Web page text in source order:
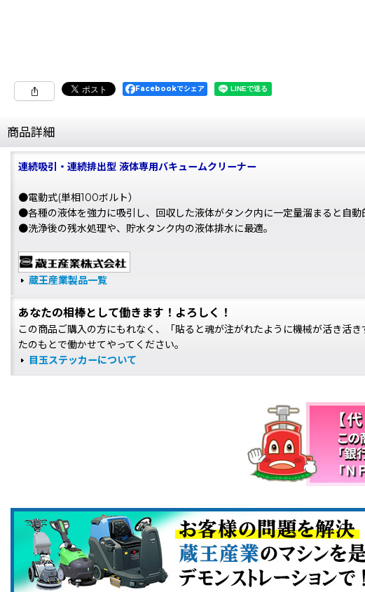
Facebookでシェア
商品詳細
連続吸引・連続排出型 液体専用バキュームクリーナー
●電動式(単相100ボルト）
●各種の液体を強力に吸引し、回収した液体がタンク内に一定量溜まると自動
●洗浄後の残水処理や、貯水タンク内の液体排水に最適。
蔵王産業製品一覧
あなたの相棒として働きます！よろしく！
この商品ご購入の方にもれなく、「貼ると魂が注がれたように機械が活き活
たのもとで働かせてやってください。
目玉ステッカーについて